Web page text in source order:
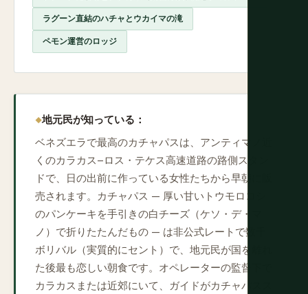
ラグーン直結のハチャとウカイマの滝
ペモン運営のロッジ
地元民が知っている：
ベネズエラで最高のカチャパスは、アンティマノ近
くのカラカス–ロス・テケス高速道路の路側スタン
ドで、日の出前に作っている女性たちから早朝に販
売されます。カチャパス — 厚い甘いトウモロコシ
のパンケーキを手引きの白チーズ（ケソ・デ・マ
ノ）で折りたたんだもの — は非公式レートで数千
ボリバル（実質的にセント）で、地元民が国を離れ
た後最も恋しい朝食です。オペレーターの監督下で
カラカスまたは近郊にいて、ガイドがカチャパスス